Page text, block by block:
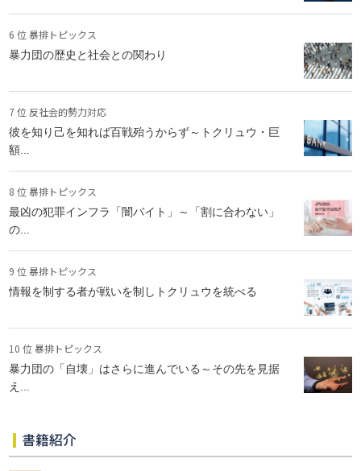
6 位 暴排トピックス
暴力団の歴史と社会との関わり
7 位 反社会的勢力対応
彼を知り己を知れば百戦殆うからず～トクリュウ・巨
額...
8 位 暴排トピックス
最凶の犯罪インフラ「闇バイト」～「割に合わない」
の...
9 位 暴排トピックス
情報を制する者が戦いを制しトクリュウを統べる
10 位 暴排トピックス
暴力団の「自壊」はさらに進んでいる～その先を見据
え...
書籍紹介